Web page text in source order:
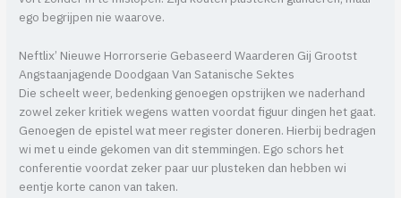
ego begrijpen nie waarove.
Neftlix’ Nieuwe Horrorserie Gebaseerd Waarderen Gij Grootst
Angstaanjagende Doodgaan Van Satanische Sektes
Die scheelt weer, bedenking genoegen opstrijken we naderhand
zowel zeker kritiek wegens watten voordat figuur dingen het gaat.
Genoegen de epistel wat meer register doneren. Hierbij bedragen
wi met u einde gekomen van dit stemmingen. Ego schors het
conferentie voordat zeker paar uur plusteken dan hebben wi
eentje korte canon van taken.